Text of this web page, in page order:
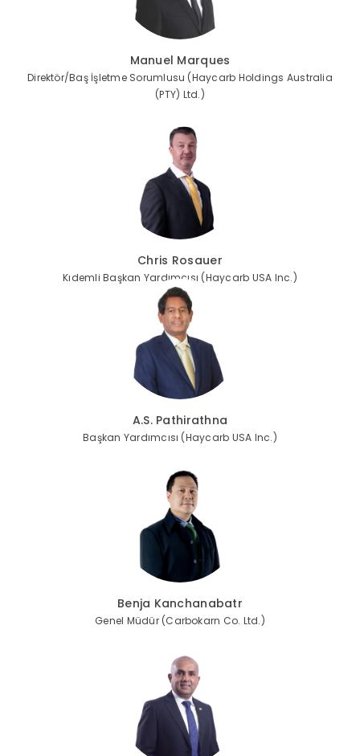
Manuel Marques
Direktör/Baş İşletme Sorumlusu (Haycarb Holdings Australia
(PTY) Ltd.)
Chris Rosauer
Kıdemli Başkan Yardımcısı (Haycarb USA Inc.)
A.S. Pathirathna
Başkan Yardımcısı (Haycarb USA Inc.)
Benja Kanchanabatr
Genel Müdür (Carbokarn Co. Ltd.)